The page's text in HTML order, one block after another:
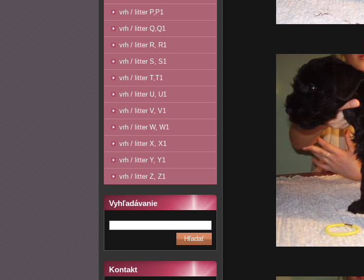
vrh / litter P,P1
vrh / litter Q,Q1
vrh / litter R, R1
vrh / litter S, S1
vrh / litter T,T1
vrh / litter U, U1
vrh / litter V, V1
vrh / litter W, W1
vrh / litter X, X1
vrh / litter Y, Y1
vrh / litter Z, Z1
Vyhľadávanie
Kontakt